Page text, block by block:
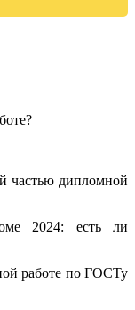
частью дипломной
2024: есть ли
работе по ГОСТу